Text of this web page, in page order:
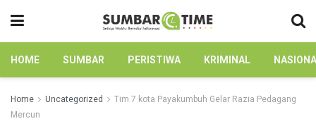
HOME SUMBAR PERISTIWA KRIMINAL
Home Uncategorized
Tim 7 kota Payakumbuh Gelar Razia Pedagang
Mercun